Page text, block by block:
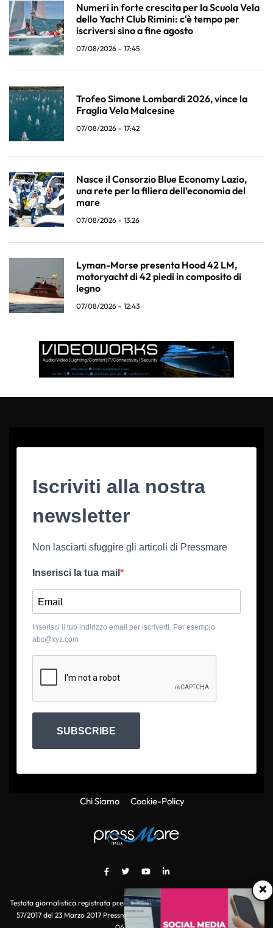
Numeri in forte crescita per la Scuola Vela
dello Yacht Club Rimini: c'è tempo per
iscriversi sino a fine agosto
07/08/2026 - 17:45
Trofeo Simone Lombardi 2026, vince la
Fraglia Vela Malcesine
07/08/2026 - 17:42
Nasce il Consorzio Blue Economy Lazio,
una rete per la filiera dell’economia del
mare
07/08/2026 - 13:26
Lyman-Morse presenta Hood 42 LM,
motoryacht di 42 piedi in composito di
legno
07/08/2026 - 12:43
×
Iscriviti alla nostra
newsletter
Non lasciarti sfuggire gli articoli di Pressmare
Inserisci la tua mail
Inserisci il tuo indirizzo email per iscriverti. Per esempio
abc@xyz.com
SUBSCRIBE
Chi Siamo Cookie-Policy
Testata giornalistica registrata presso il Tribunale di Roma con autorizzazione
57/2017 del 23 Marzo 2017 Pressmare.it è un marchio di S.P.E.N. Srl - P.IVA